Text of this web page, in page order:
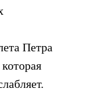
Петра